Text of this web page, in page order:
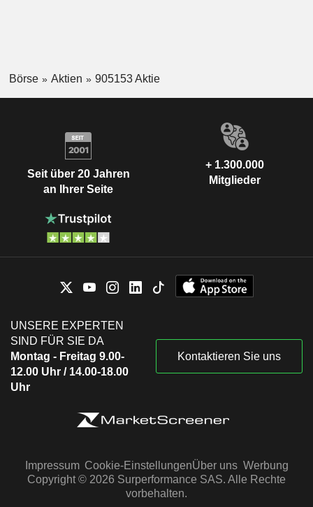
Börse Aktien 905153 Aktie
Seit über 20 Jahren
an Ihrer Seite
+ 1.300.000
Mitglieder
UNSERE EXPERTEN
SIND FÜR SIE DA
Montag - Freitag 9.00-
12.00 Uhr / 14.00-18.00
Uhr
Kontaktieren Sie uns
Impressum Cookie-EinstellungenÜber uns Werbung
Copyright © 2026 Surperformance SAS. Alle Rechte
vorbehalten.